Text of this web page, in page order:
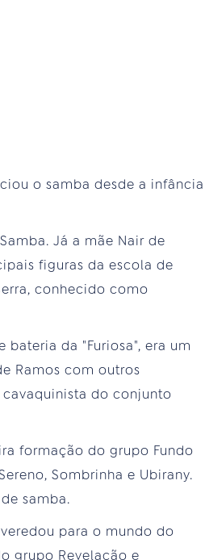
o samba desde a infância
Já a mãe Nair de
figuras da escola de
conhecido como
bateria da "Furiosa", era um
Ramos com outros
do conjunto
formação do grupo Fundo
Sombrinha e Ubirany.
samba.
para o mundo do
grupo Revelação e